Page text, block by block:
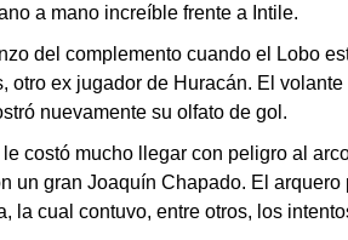
a mano increíble frente a Intile.
del complemento cuando el Lobo
otro ex jugador de Huracán. El
nuevamente su olfato de gol.
costó mucho llegar con peligro al
un gran Joaquín Chapado. El
la cual contuvo, entre otros, los